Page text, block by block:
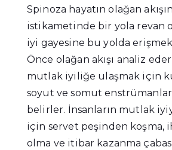
Spinoza hayatın olağan
istikametinde bir yola revan
iyi gayesine bu yolda
Önce olağan akışı analiz
mutlak iyiliğe ulaşmak için
soyut ve somut
belirler. İnsanların mutlak
için servet peşinden koşma,
olma ve itibar kazanma